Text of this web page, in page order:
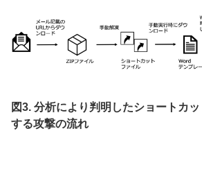
図3. 分析により判明したショートカ
する攻撃の流れ